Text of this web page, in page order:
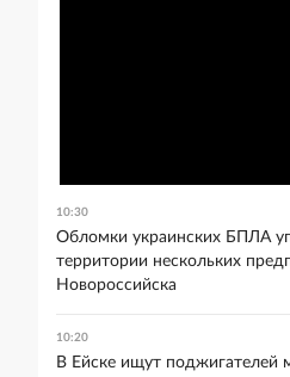
10:30
Обломки украинских БПЛА
территории нескольких
Новороссийска
10:20
В Ейске ищут поджигателей